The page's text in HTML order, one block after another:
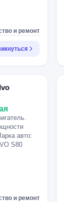
и ремонт
авто:
S80
и ремонт